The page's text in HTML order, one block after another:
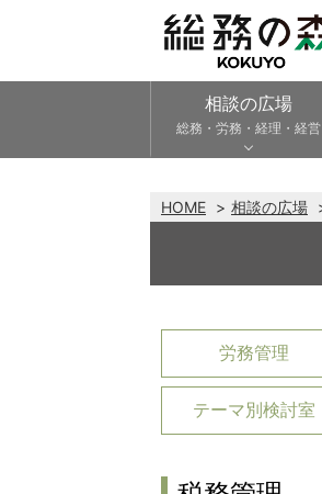
相談の広場
総務・労務・経理・経営
HOME 相談の広場
労務管理
テーマ別検討室